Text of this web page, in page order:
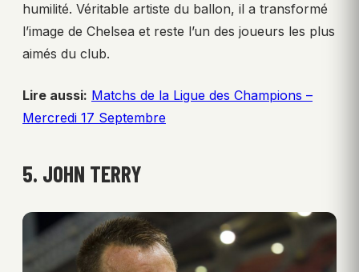
humilité. Véritable artiste du ballon, il a transformé
l’image de Chelsea et reste l’un des joueurs les plus
aimés du club.
Lire aussi: Matchs de la Ligue des Champions –
Mercredi 17 Septembre
5. JOHN TERRY